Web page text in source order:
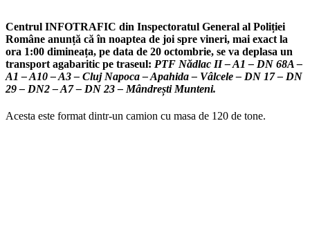
Centrul INFOTRAFIC din Inspectoratul General al Poliției
Române anunță că în noaptea de joi spre vineri, mai exact la
ora 1:00 dimineața, pe data de 20 octombrie, se va deplasa un
transport agabaritic pe traseul: PTF Nădlac II – A1 – DN 68A –
A1 – A10 – A3 – Cluj Napoca – Apahida – Vâlcele – DN 17 – DN
29 – DN2 – A7 – DN 23 – Mândrești Munteni.
Acesta este format dintr-un camion cu masa de 120 de tone.